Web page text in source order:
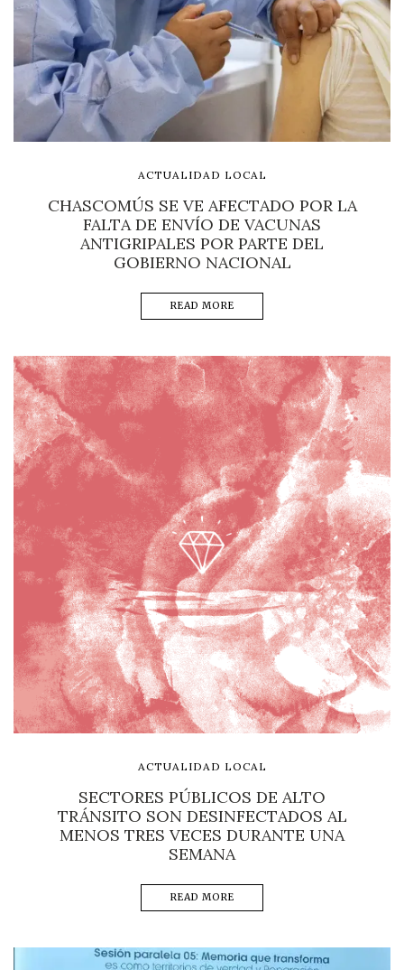
ACTUALIDAD LOCAL
CHASCOMÚS SE VE AFECTADO POR LA
FALTA DE ENVÍO DE VACUNAS
ANTIGRIPALES POR PARTE DEL
GOBIERNO NACIONAL
READ MORE
ACTUALIDAD LOCAL
SECTORES PÚBLICOS DE ALTO
TRÁNSITO SON DESINFECTADOS AL
MENOS TRES VECES DURANTE UNA
SEMANA
READ MORE